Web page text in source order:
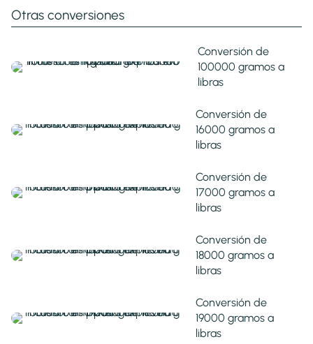
Otras conversiones
Conversión de
100000 gramos a
libras
Conversión de
16000 gramos a
libras
Conversión de
17000 gramos a
libras
Conversión de
18000 gramos a
libras
Conversión de
19000 gramos a
libras